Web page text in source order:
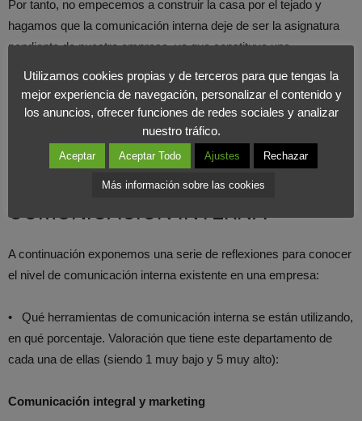
Por tanto, no empecemos a construir la casa por el tejado y
hagamos que la comunicación interna deje de ser la asignatura
pendiente de nuestra empresa, ya que constituye una
Además, ayuda a crear cultura de empresa, contribuye a evitar el
rumor, propiciando un clima de confianza y motivación, y hace
que la empresa sea más competitiva y rentable.
BREVE CHECKLIST DE
COMUNICACIÓN INTERNA
A continuación exponemos una serie de reflexiones para conocer
el nivel de comunicación interna existente en una empresa:
• Qué herramientas de comunicación interna se están utilizando,
en qué porcentaje. Valoración que tiene este departamento de
cada una de ellas (siendo 1 muy bajo y 5 muy alto):
Comunicación integral y marketing
Utilizamos cookies propias y de terceros para que tengas la
mejor experiencia de navegación, personalizar el contenido y
los anuncios, ofrecer funciones de redes sociales y analizar
nuestro tráfico.
Aceptar Aceptar Todo Ajustes Rechazar
Más información sobre las cookies